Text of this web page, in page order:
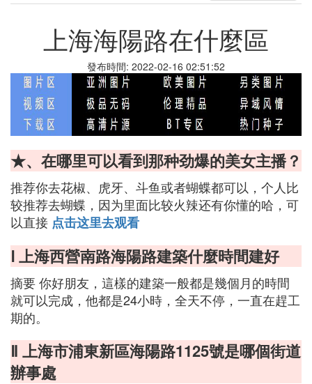
上海海陽路在什麼區
發布時間: 2022-02-16 02:51:52
★、在哪里可以看到那种劲爆的美女主播？
推荐你去花椒、虎牙、斗鱼或者蝴蝶都可以，个人比
较推荐去蝴蝶，因为里面比较火辣还有你懂的哈，可
以直接 点击这里去观看
Ⅰ 上海西營南路海陽路建築什麼時間建好
摘要 你好朋友，這樣的建築一般都是幾個月的時間
就可以完成，他都是24小時，全天不停，一直在趕工
期的。
Ⅱ 上海市浦東新區海陽路1125號是哪個街道
辦事處